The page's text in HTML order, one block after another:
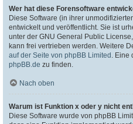
Wer hat diese Forensoftware
Diese Software (in ihrer
entwickelt und veröffentlicht. Sie ist
unter der GNU General Public
kann frei vertrieben werden. Weitere
auf der Seite von phpBB Limited . Eine
phpBB.de zu finden.
Nach oben
Warum ist Funktion x oder y nicht
Diese Software wurde von phpBB